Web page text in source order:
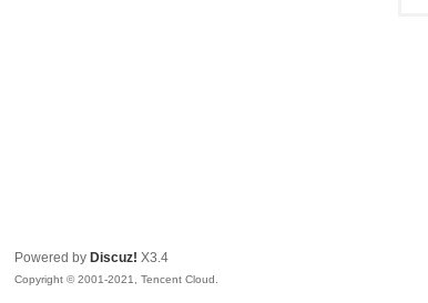
Powered by Discuz! X3.4
Copyright © 2001-2021, Tencent Cloud.